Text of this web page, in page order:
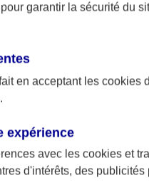
menu principal
garantir la sécurité du
en acceptant les cookies
expérience
avec les cookies et
d'intérêts, des